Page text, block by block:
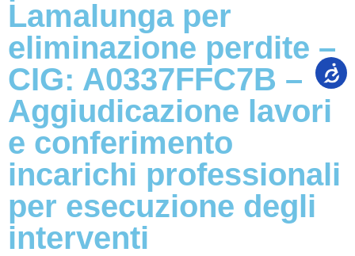
Lamalunga per
eliminazione perdite –
CIG: A0337FFC7B –
Aggiudicazione lavori
e conferimento
incarichi professionali
per esecuzione degli
interventi